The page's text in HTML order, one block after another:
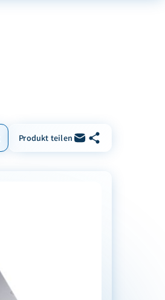
Produkt teilenPer E-Mail teilen
Link kopieren